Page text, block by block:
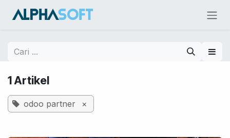
1 Artikel
odoo partner ×